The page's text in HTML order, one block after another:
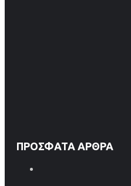
ΠΡΌΣΦΑΤΑ ΆΡΘΡΑ